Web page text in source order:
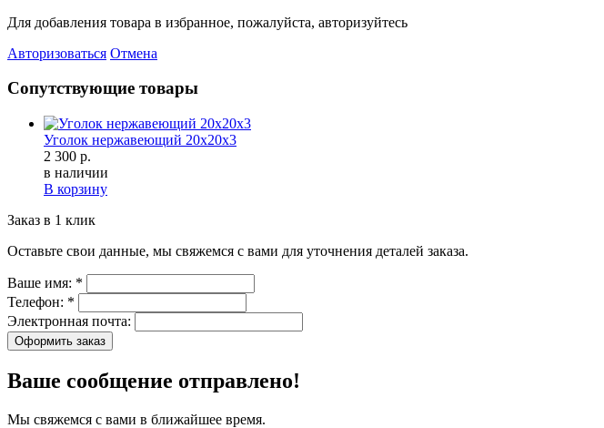
Для добавления товара в избранное, пожалуйста, авторизуйтесь
Авторизоваться Отмена
Сопутствующие товары
Уголок нержавеющий 20х20х3
2 300 р.
в наличии
В корзину
Заказ в 1 клик
Оставьте свои данные, мы свяжемся с вами для уточнения деталей заказа.
Ваше имя: *
Телефон: *
Электронная почта:
Оформить заказ
Ваше сообщение отправлено!
Мы свяжемся с вами в ближайшее время.